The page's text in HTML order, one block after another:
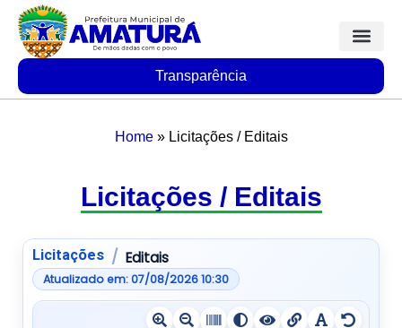
Transparência
Home» Licitações / Editais
Licitações / Editais